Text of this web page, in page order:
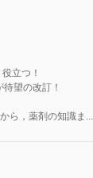
立つ！
望の改訂！
ら，薬剤の知識ま...